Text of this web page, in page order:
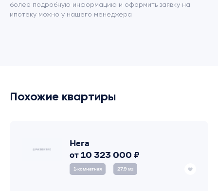
более подробную информацию и оформить заявку на
ипотеку можно у нашего менеджера
Похожие квартиры
Нега
от 10 323 000 ₽
1‑комнатная 27.9 м2